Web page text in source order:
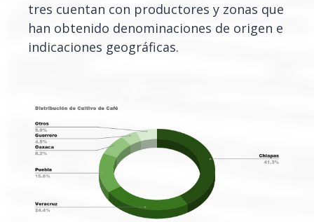
tres cuentan con productores y zonas que
han obtenido denominaciones de origen e
indicaciones geográficas.